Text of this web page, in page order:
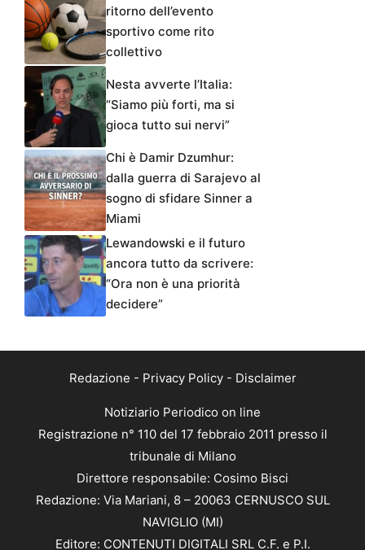
ritorno dell’evento
sportivo come rito
collettivo
Nesta avverte l’Italia:
“Siamo più forti, ma si
gioca tutto sui nervi”
Chi è Damir Dzumhur:
dalla guerra di Sarajevo al
sogno di sfidare Sinner a
Miami
Lewandowski e il futuro
ancora tutto da scrivere:
“Ora non è una priorità
decidere”
Redazione - Privacy Policy- Disclaimer
Notiziario Periodico on line
Registrazione n° 110 del 17 febbraio 2011 presso il
tribunale di Milano
Direttore responsabile: Cosimo Bisci
Redazione: Via Mariani, 8 – 20063 CERNUSCO SUL
NAVIGLIO (MI)
Editore: CONTENUTI DIGITALI SRL C.F. e P.I.